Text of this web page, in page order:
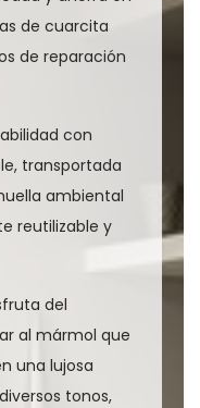
de cuarcita
de reparación
con
transportada
ambiental
reutilizable y
del
al mármol que
una lujosa
tonos,